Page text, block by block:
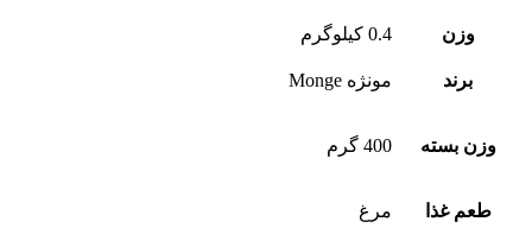
وزن 0.4 کیلوگرم
برند مونژه Monge
وزن بسته 400 گرم
طعم غذا مرغ